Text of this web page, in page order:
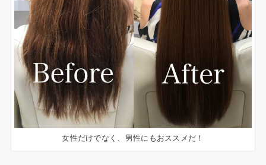
女性だけでなく、男性にもおススメだ！